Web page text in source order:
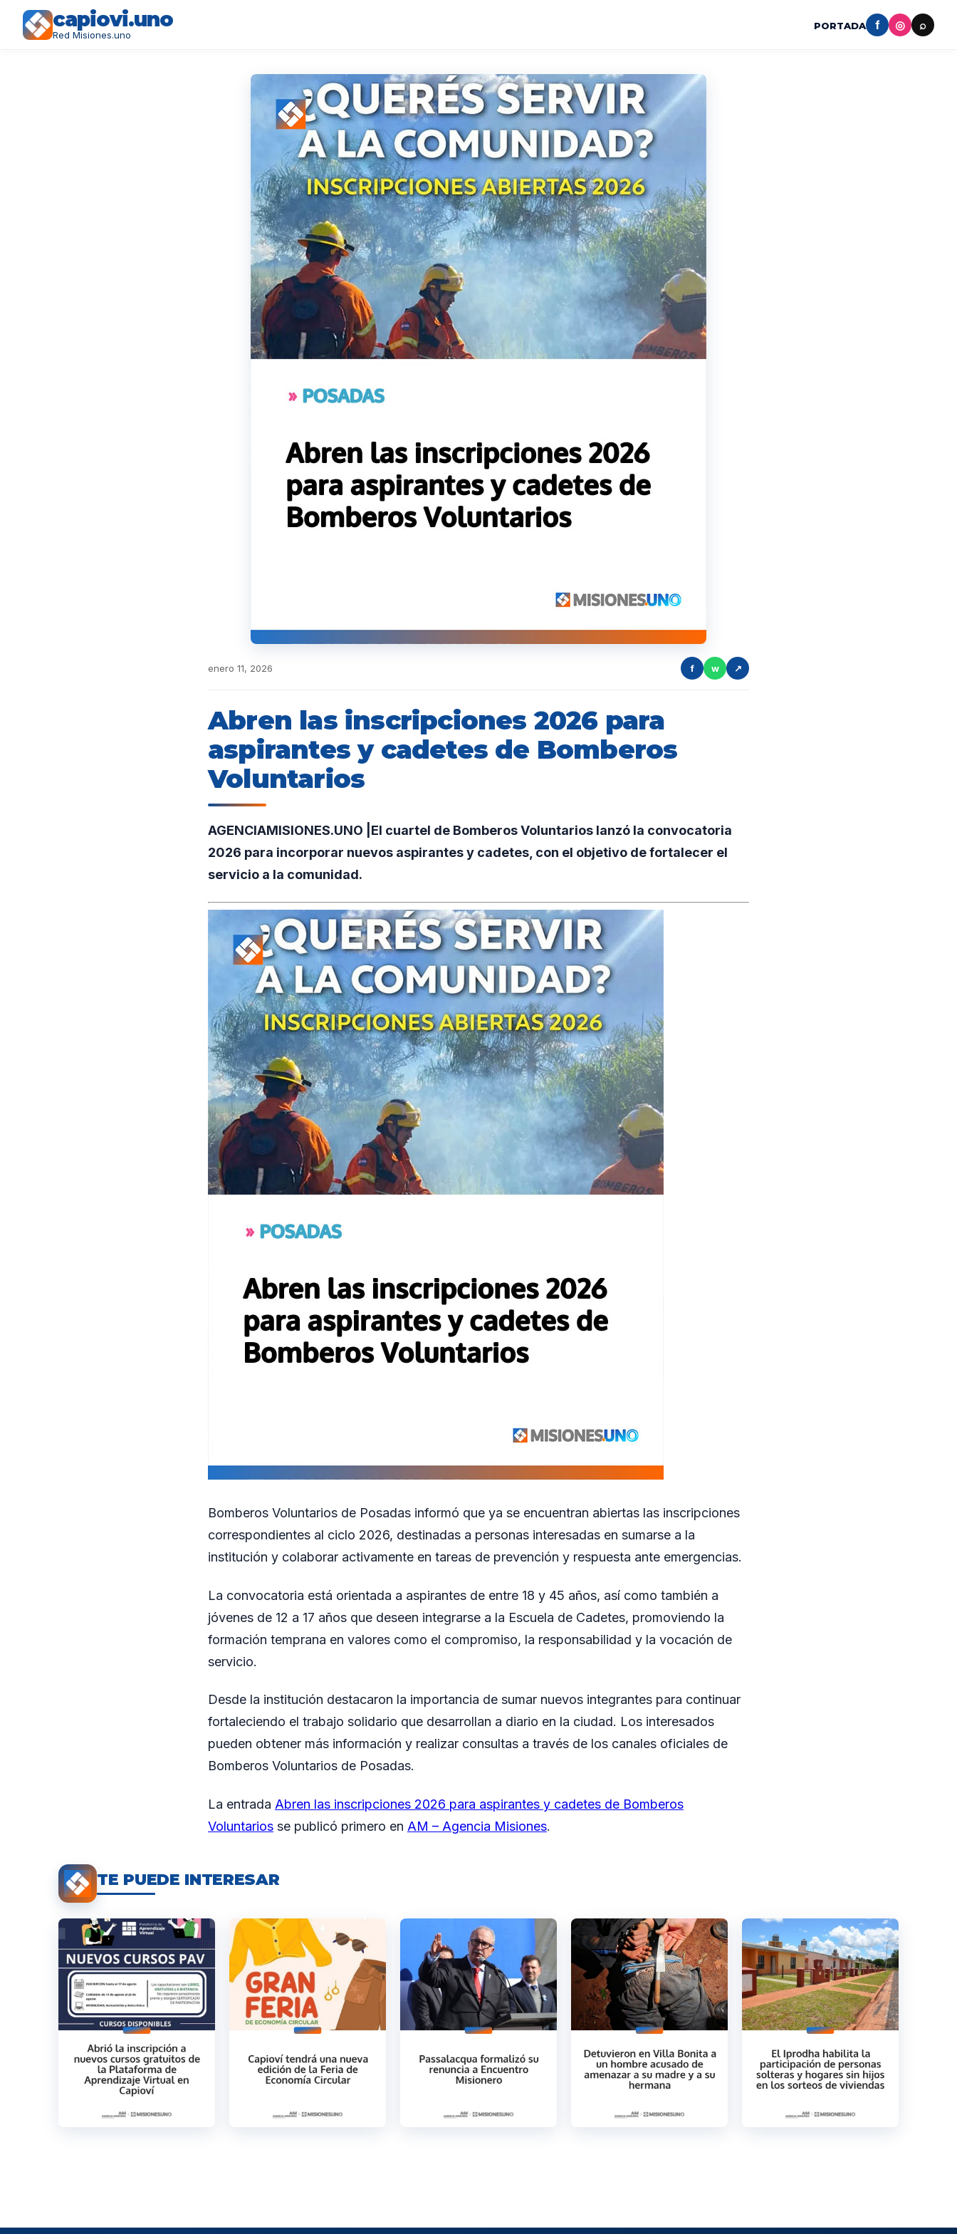
capiovi.uno
Red Misiones.uno
PORTADA f ◎ ⌕
enero 11, 2026 f w ↗
Abren las inscripciones 2026 para
aspirantes y cadetes de Bomberos
Voluntarios
AGENCIAMISIONES.UNO |El cuartel de Bomberos Voluntarios lanzó la convocatoria
2026 para incorporar nuevos aspirantes y cadetes, con el objetivo de fortalecer el
servicio a la comunidad.
Bomberos Voluntarios de Posadas informó que ya se encuentran abiertas las inscripciones
correspondientes al ciclo 2026, destinadas a personas interesadas en sumarse a la
institución y colaborar activamente en tareas de prevención y respuesta ante emergencias.
La convocatoria está orientada a aspirantes de entre 18 y 45 años, así como también a
jóvenes de 12 a 17 años que deseen integrarse a la Escuela de Cadetes, promoviendo la
formación temprana en valores como el compromiso, la responsabilidad y la vocación de
servicio.
Desde la institución destacaron la importancia de sumar nuevos integrantes para continuar
fortaleciendo el trabajo solidario que desarrollan a diario en la ciudad. Los interesados
pueden obtener más información y realizar consultas a través de los canales oficiales de
Bomberos Voluntarios de Posadas.
La entrada Abren las inscripciones 2026 para aspirantes y cadetes de Bomberos
Voluntarios se publicó primero en AM – Agencia Misiones.
TE PUEDE INTERESAR